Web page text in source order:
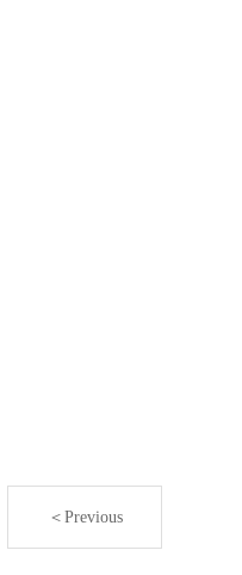
＜Previous